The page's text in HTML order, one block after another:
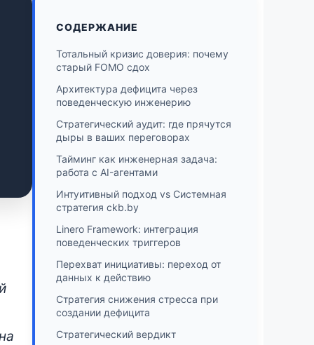
СОДЕРЖАНИЕ
Тотальный кризис доверия: почему
старый FOMO сдох
Архитектура дефицита через
поведенческую инженерию
Стратегический аудит: где прячутся
дыры в ваших переговорах
Тайминг как инженерная задача:
работа с AI-агентами
Интуитивный подход vs Системная
стратегия ckb.by
Linero Framework: интеграция
поведенческих триггеров
Перехват инициативы: переход от
данных к действию
Стратегия снижения стресса при
создании дефицита
Стратегический вердикт